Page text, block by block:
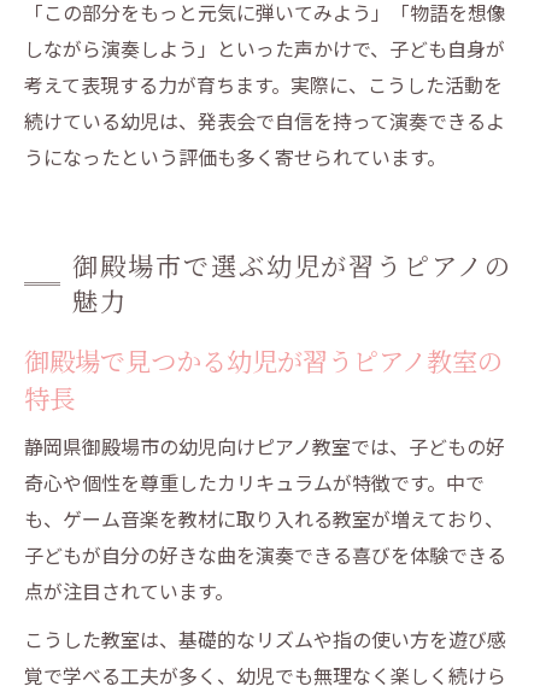
「この部分をもっと元気に弾いてみよう」「物語を想像
しながら演奏しよう」といった声かけで、子ども自身が
考えて表現する力が育ちます。実際に、こうした活動を
続けている幼児は、発表会で自信を持って演奏できるよ
うになったという評価も多く寄せられています。
御殿場市で選ぶ幼児が習うピアノの
魅力
御殿場で見つかる幼児が習うピアノ教室の
特長
静岡県御殿場市の幼児向けピアノ教室では、子どもの好
奇心や個性を尊重したカリキュラムが特徴です。中で
も、ゲーム音楽を教材に取り入れる教室が増えており、
子どもが自分の好きな曲を演奏できる喜びを体験できる
点が注目されています。
こうした教室は、基礎的なリズムや指の使い方を遊び感
覚で学べる工夫が多く、幼児でも無理なく楽しく続けら